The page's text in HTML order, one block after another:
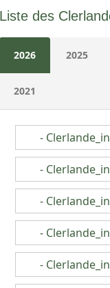
des
2026 2025
2021
-
-
-
-
-